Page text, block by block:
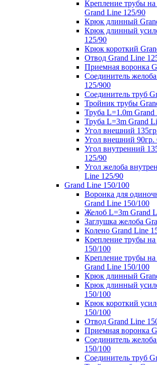
Крепление трубы
Grand Line 125/90
Крюк длинный
Крюк длинный
125/90
Крюк короткий
Отвод Grand Line
Приемная воронка
Соединитель
125/900
Соединитель труб
Тройник трубы
Труба L=1.0m Grand
Труба L=3m Grand
Угол внешний
Угол внешний 90гр.
Угол внутренний
125/90
Угол желоба
Line 125/90
Grand Line 150/100
Воронка для
Grand Line 150/100
Желоб L=3m Grand
Заглушка желоба
Колено Grand Line
Крепление трубы
150/100
Крепление трубы
Grand Line 150/100
Крюк длинный
Крюк длинный
150/100
Крюк короткий
150/100
Отвод Grand Line
Приемная воронка
Соединитель
150/100
Соединитель труб